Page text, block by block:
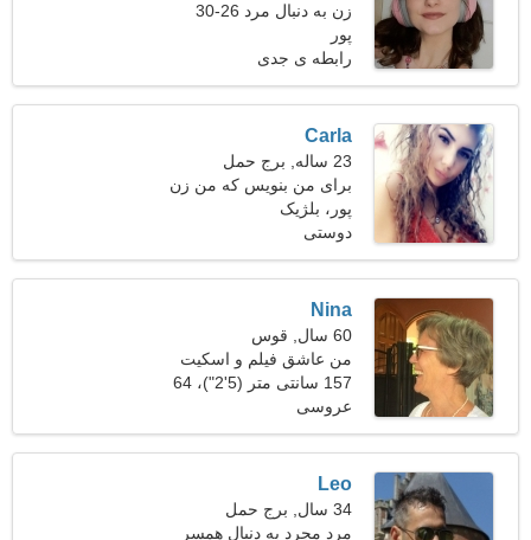
زن به دنبال مرد 26-30
پور
رابطه ی جدی
Carla
23 ساله, برج حمل
برای من بنویس که من زن
ماهری هستم
پور، بلژیک
دوستی
Nina
60 سال, قوس
من عاشق فیلم و اسکیت
هستم
157 سانتی متر (5'2")، 64
کیلوگرم (141 پوند)
عروسی
Leo
34 سال, برج حمل
مرد مجرد به دنبال همسر